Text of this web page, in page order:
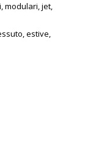
modulari, jet,
estive,